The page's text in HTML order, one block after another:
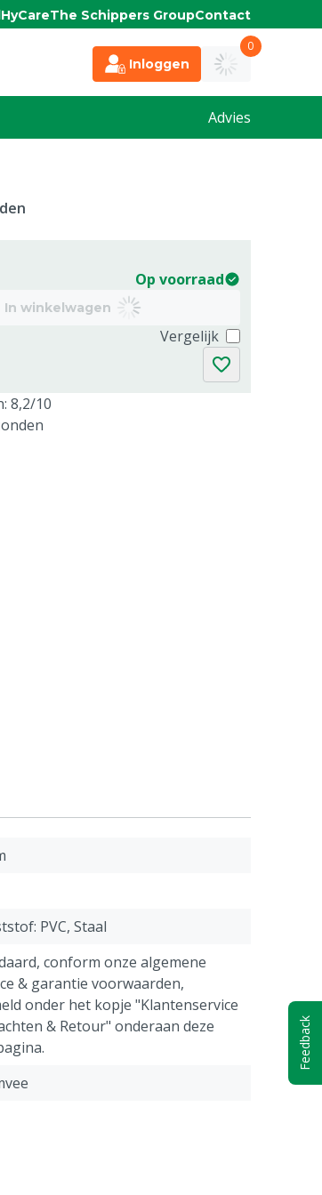
HyCareThe Schippers GroupContact
Inloggen
0
Advies
Op voorraad
In winkelwagen
Vergelijk
8,2/10
PVC, Staal
conform onze algemene
& garantie voorwaarden,
onder het kopje "Klantenservice
& Retour" onderaan deze
Feedback